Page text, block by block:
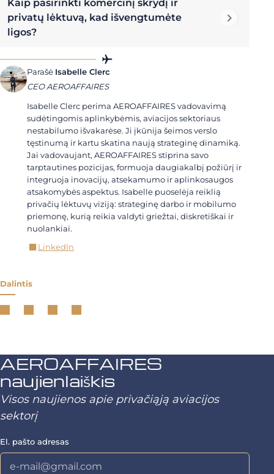
Kaip pasirinkti komercinį skrydį ir
privatų lėktuvą, kad išvengtumėte
ligos?
Parašė Isabelle Clerc
CEO AEROAFFAIRES
Isabelle Clerc perima AEROAFFAIRES vadovavimą
sudėtingomis aplinkybėmis, aviacijos sektoriaus
nestabilumo išvakarėse. Ji įkūnija šeimos verslo
tęstinumą ir kartu skatina naują strateginę dinamiką.
Jai vadovaujant, AEROAFFAIRES stiprina savo
tarptautines pozicijas, formuoja daugiakalbį požiūrį ir
integruoja inovacijų, atsekamumo ir aplinkosaugos
atsakomybės aspektus. Isabelle puoselėja reiklią
privačių lėktuvų viziją: strateginę darbo ir mobilumo
priemonę, kurią reikia valdyti griežtai, diskretiškai ir
nuolankiai.
LinkedIn
Dalintis
AEROAFFAIRES
naujienlaiškis
Visos naujienos apie privačiąją aviacijos
sektorį
El. pašto adresas